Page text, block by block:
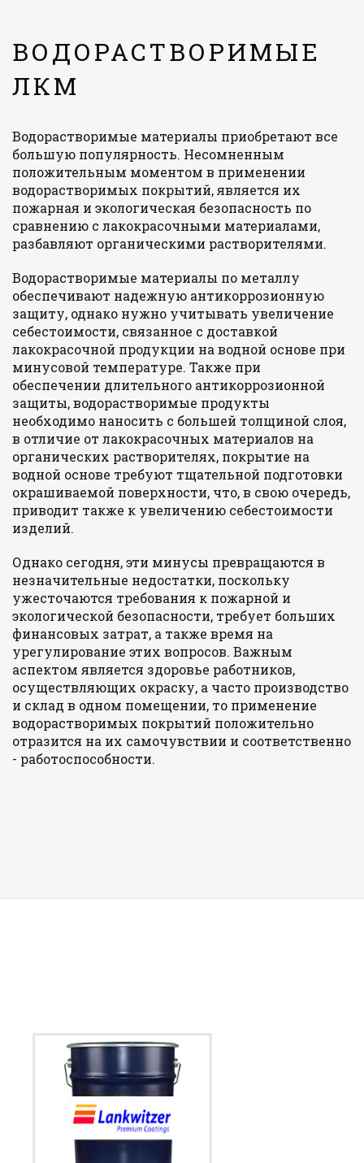
ВОДОРАСТВОРИМЫЕ
ЛКМ
Водорастворимые материалы приобретают все
большую популярность. Несомненным
положительным моментом в применении
водорастворимых покрытий, является их
пожарная и экологическая безопасность по
сравнению с лакокрасочными материалами,
разбавляют органическими растворителями.
Водорастворимые материалы по металлу
обеспечивают надежную антикоррозионную
защиту, однако нужно учитывать увеличение
себестоимости, связанное с доставкой
лакокрасочной продукции на водной основе при
минусовой температуре. Также при
обеспечении длительного антикоррозионной
защиты, водорастворимые продукты
необходимо наносить с большей толщиной слоя,
в отличие от лакокрасочных материалов на
органических растворителях, покрытие на
водной основе требуют тщательной подготовки
окрашиваемой поверхности, что, в свою очередь,
приводит также к увеличению себестоимости
изделий.
Однако сегодня, эти минусы превращаются в
незначительные недостатки, поскольку
ужесточаются требования к пожарной и
экологической безопасности, требует больших
финансовых затрат, а также время на
урегулирование этих вопросов. Важным
аспектом является здоровье работников,
осуществляющих окраску, а часто производство
и склад в одном помещении, то применение
водорастворимых покрытий положительно
отразится на их самочувствии и соответственно
- работоспособности.